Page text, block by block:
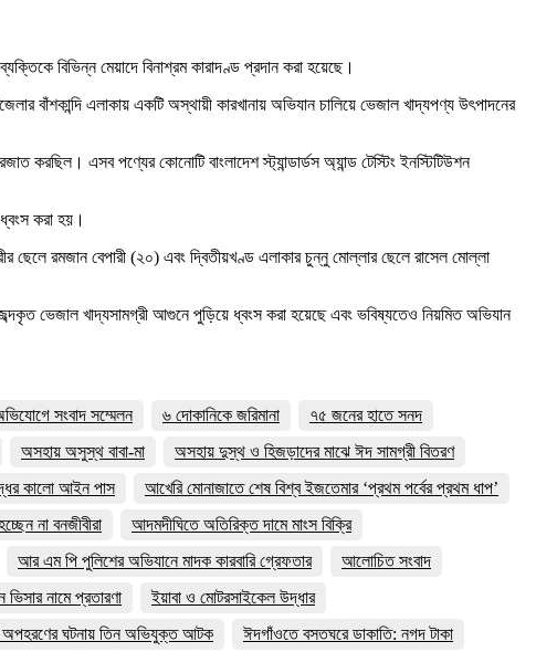
বিভিন্ন মেয়াদে বিনাশ্রম কারাদণ্ড প্রদান করা হয়েছে।
বাঁশকান্দি এলাকায় একটি অস্থায়ী কারখানায় অভিযান চালিয়ে ভেজাল খাদ্যপণ্য উৎপাদনের
এসব পণ্যের কোনোটি বাংলাদেশ স্ট্যান্ডার্ডস অ্যান্ড টেস্টিং ইনস্টিটিউশন
করা হয়।
ছেলে রমজান বেপারী (২০) এবং দ্বিতীয়খণ্ড এলাকার চুন্নু মোল্লার ছেলে রাসেল মোল্লা
ভেজাল খাদ্যসামগ্রী আগুনে পুড়িয়ে ধ্বংস করা হয়েছে এবং ভবিষ্যতেও নিয়মিত অভিযান
সংবাদ সম্মেলন ৬ দোকানিকে জরিমানা
৭৫ জনের হাতে সনদ
অসহায় অসুস্থ বাবা-মা
অসহায় দুস্থ ও হিজড়াদের মাঝে ঈদ সামগ্রী বিতরণ
কালো আইন পাস
আখেরি মোনাজাতে শেষ বিশ্ব ইজতেমার ‘প্রথম পর্বের প্রথম ধাপ’
না বনজীবীরা
আদমদীঘিতে অতিরিক্ত দামে মাংস বিক্রি
আর এম পি পুলিশের অভিযানে মাদক কারবারি গ্রেফতার
আলোচিত সংবাদ
ভিসার নামে প্রতারণা
ইয়াবা ও মোটরসাইকেল উদ্ধার
ঘটনায় তিন অভিযুক্ত আটক
ঈদগাঁওতে বসতঘরে ডাকাতি: নগদ টাকা